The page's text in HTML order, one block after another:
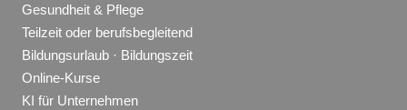
Gesundheit & Pflege
Teilzeit oder berufsbegleitend
Bildungsurlaub · Bildungszeit
Online-Kurse
KI für Unternehmen